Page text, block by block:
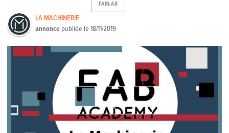
FABLAB
LA MACHINERIE
annonce publiée le18/11/2019